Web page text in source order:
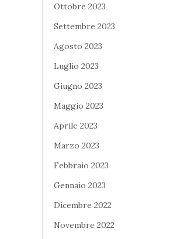
Ottobre 2023
Settembre 2023
Agosto 2023
Luglio 2023
Giugno 2023
Maggio 2023
Aprile 2023
Marzo 2023
Febbraio 2023
Gennaio 2023
Dicembre 2022
Novembre 2022